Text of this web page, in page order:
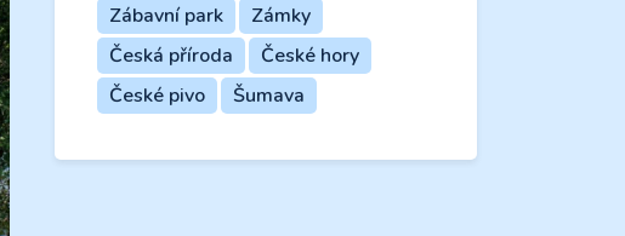
Zábavní park
Zámky
Česká příroda
České hory
České pivo
Šumava